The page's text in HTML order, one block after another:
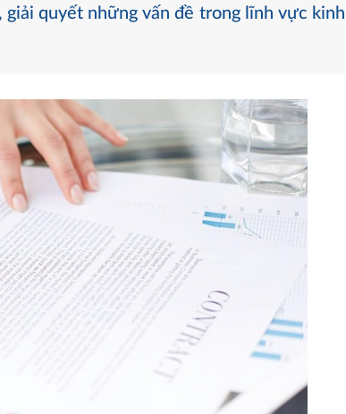
quyết những vấn đề trong lĩnh vực kinh